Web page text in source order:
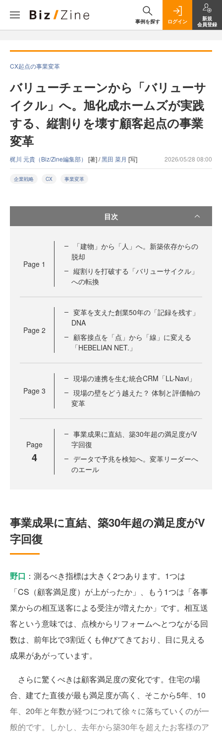
事例を探す ログイン
新規
会員登録
CX起点の事業変革
バリューチェーンから「バリューサ
イクル」へ。旭化成ホームズが実践
する、縦割りを壊す顧客起点の事業
変革
梶川 元貴（Biz/Zine編集部） [著] /黑田 菜月 [写] 2026/05/28 08:00
企業戦略 CX 事業変革
目次
Page 1
「建物」から「人」へ。新築依存からの
脱却
縦割りを打破する「バリューサイクル」
への転換
Page 2
変革を支えた創業50年の「記録を残す」
DNA
顧客接点を「点」から「線」に変える
「HEBELIAN NET.」
Page 3
現場の連携を生む統合CRM「LL-Navi」
現場の壁をどう越えた？ 体制と評価軸の
変革
Page
4
事業成果に直結、築30年超の満足度がV
字回復
データで予兆を検知へ。変革リーダーへ
のエール
事業成果に直結、築30年超の満足度がV
字回復
野口 ：測るべき指標は大きく2つあります。1つは
「CS（顧客満足度）が上がったか」、もう1つは「各事
業からの相互送客による受注が増えたか」です。相互送
客という意味では、点検からリフォームへとつながる回
数は、前年比で3割近くも伸びてきており、目に見える
成果があがっています。
さらに驚くべきは顧客満足度の変化です。住宅の場
合、建てた直後が最も満足度が高く、そこから5年、10
年、20年と年数が経つにつれて徐々に落ちていくのが一
般的です。しかし、去年から築30年を超えたお客様のア